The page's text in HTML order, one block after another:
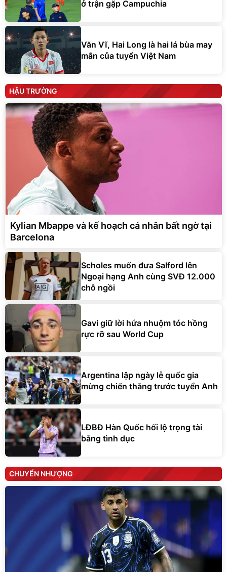
ở trận gặp Campuchia
Văn Vĩ, Hai Long là hai lá bùa may
mắn của tuyển Việt Nam
HẬU TRƯỜNG
Kylian Mbappe và kế hoạch cá nhân bất ngờ tại
Barcelona
Scholes muốn đưa Salford lên
Ngoại hạng Anh cùng SVĐ 12.000
chỗ ngồi
Gavi giữ lời hứa nhuộm tóc hồng
rực rỡ sau World Cup
Argentina lập ngày lễ quốc gia
mừng chiến thắng trước tuyển Anh
LĐBĐ Hàn Quốc hối lộ trọng tài
bằng tình dục
CHUYỂN NHƯỢNG